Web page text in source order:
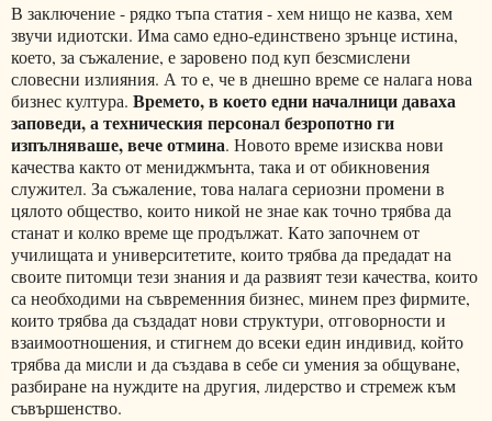
В заключение - рядко тъпа статия - хем нищо не казва, хем
звучи идиотски. Има само едно-единствено зрънце истина,
което, за съжаление, е заровено под куп безсмислени
словесни излияния. А то е, че в днешно време се налага нова
бизнес култура. Времето, в което едни началници даваха
заповеди, а техническия персонал безропотно ги
изпълняваше, вече отмина. Новото време изисква нови
качества както от мениджмънта, така и от обикновения
служител. За съжаление, това налага сериозни промени в
цялото общество, които никой не знае как точно трябва да
станат и колко време ще продължат. Като започнем от
училищата и университетите, които трябва да предадат на
своите питомци тези знания и да развият тези качества, които
са необходими на съвременния бизнес, минем през фирмите,
които трябва да създадат нови структури, отговорности и
взаимоотношения, и стигнем до всеки един индивид, който
трябва да мисли и да създава в себе си умения за общуване,
разбиране на нуждите на другия, лидерство и стремеж към
съвършенство.